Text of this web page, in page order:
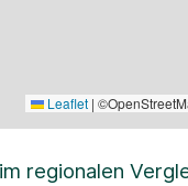
Leaflet |
regionalen